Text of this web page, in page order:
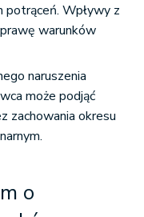
potrąceń. Wpływy z
warunków
naruszenia
może podjąć
zachowania okresu
o